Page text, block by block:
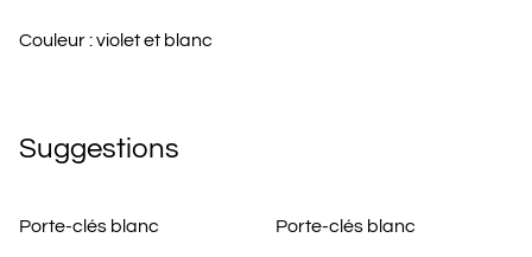
Couleur : violet et blanc
Suggestions
Porte-clés blanc Porte-clés blanc